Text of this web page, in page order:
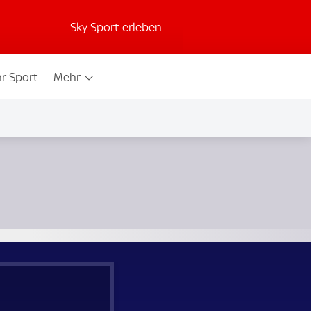
Sky Sport erleben
Sport Mehr